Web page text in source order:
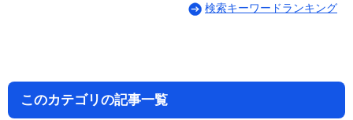
検索キーワードランキング
このカテゴリの記事一覧